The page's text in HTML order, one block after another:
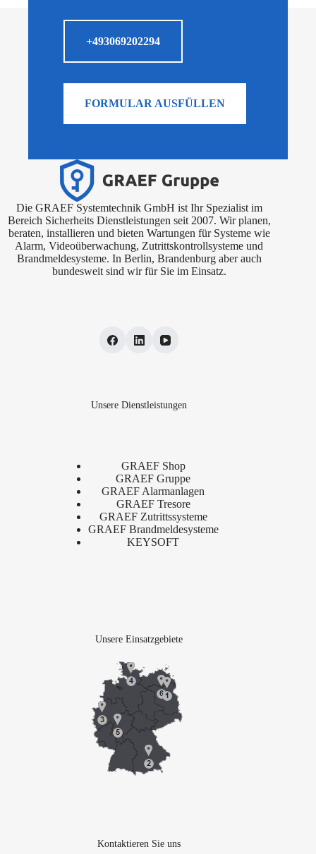
+493069202294
FORMULAR AUSFÜLLEN
Die GRAEF Systemtechnik GmbH ist Ihr Spezialist im
Bereich Sicherheits Dienstleistungen seit 2007. Wir planen,
beraten, installieren und bieten Wartungen für Systeme wie
Alarm, Videoüberwachung, Zutrittskontrollsysteme und
Brandmeldesysteme. In Berlin, Brandenburg aber auch
bundesweit sind wir für Sie im Einsatz.
Unsere Dienstleistungen
GRAEF Shop
GRAEF Gruppe
GRAEF Alarmanlagen
GRAEF Tresore
GRAEF Zutrittssysteme
GRAEF Brandmeldesysteme
KEYSOFT
Unsere Einsatzgebiete
Kontaktieren Sie uns